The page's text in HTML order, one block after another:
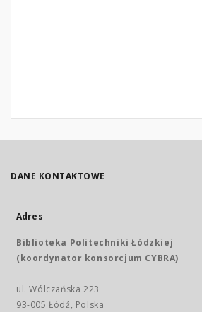
DANE KONTAKTOWE
Adres
Biblioteka Politechniki Łódzkiej
(koordynator konsorcjum CYBRA)
ul. Wólczańska 223
93-005 Łódź, Polska